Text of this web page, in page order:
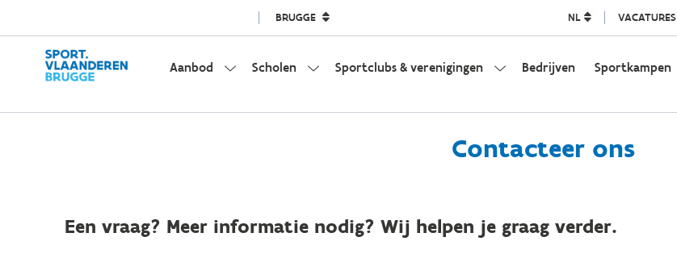
BRUGGE NL VACATURES
Aanbod Scholen Sportclubs & verenigingen Bedrijven Sportkampen
Contacteer ons
Een vraag? Meer informatie nodig? Wij helpen je graag verder.